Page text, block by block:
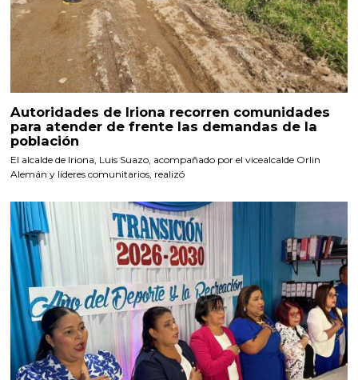
Autoridades de Iriona recorren comunidades
para atender de frente las demandas de la
población
El alcalde de Iriona, Luis Suazo, acompañado por el vicealcalde Orlin
Alemán y líderes comunitarios, realizó